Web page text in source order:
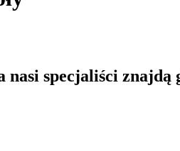
nasi specjaliści znajdą